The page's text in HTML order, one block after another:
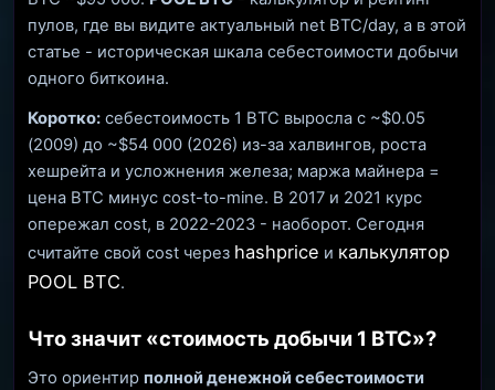
пулов, где вы видите актуальный net BTC/day, а в этой
статье - историческая шкала себестоимости добычи
одного биткоина.
Коротко: себестоимость 1 BTC выросла с ~$0.05
(2009) до ~$54 000 (2026) из-за халвингов, роста
хешрейта и усложнения железа; маржа майнера =
цена BTC минус cost-to-mine. В 2017 и 2021 курс
опережал cost, в 2022-2023 - наоборот. Сегодня
считайте свой cost через hashprice и калькулятор
POOL BTC.
Что значит «стоимость добычи 1 BTC»?
Это ориентир полной денежной себестоимости